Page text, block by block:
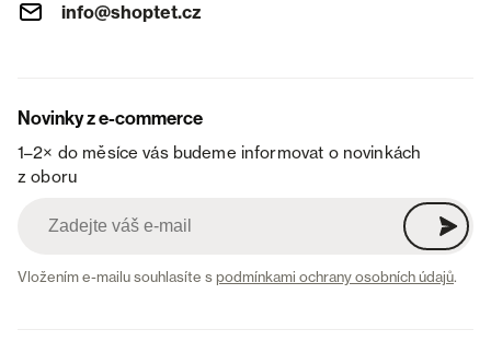
info@shoptet.cz
Novinky z e-commerce
1–2× do měsíce vás budeme informovat o novinkách
z oboru
Vložením e-mailu souhlasíte spodmínkami ochrany osobních údajů.